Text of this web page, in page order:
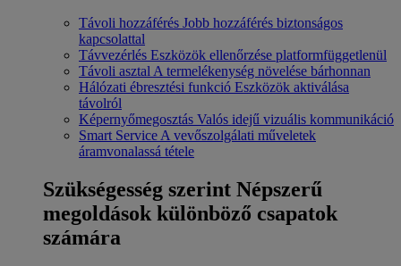
Távoli hozzáférés Jobb hozzáférés biztonságos
kapcsolattal
Távvezérlés Eszközök ellenőrzése platformfüggetlenül
Távoli asztal A termelékenység növelése bárhonnan
Hálózati ébresztési funkció Eszközök aktiválása
távolról
Képernyőmegosztás Valós idejű vizuális kommunikáció
Smart Service A vevőszolgálati műveletek
áramvonalassá tétele
Szükségesség szerint Népszerű
megoldások különböző csapatok
számára